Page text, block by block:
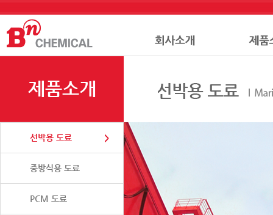
제품소개
선박용 도료
중방식용 도료
PCM 도료